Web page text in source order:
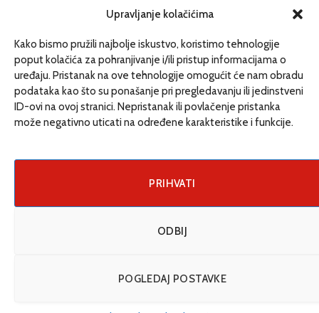
Upravljanje kolačićima
Kako bismo pružili najbolje iskustvo, koristimo tehnologije
poput kolačića za pohranjivanje i/ili pristup informacijama o
uređaju. Pristanak na ove tehnologije omogućit će nam obradu
podataka kao što su ponašanje pri pregledavanju ili jedinstveni
ID-ovi na ovoj stranici. Nepristanak ili povlačenje pristanka
može negativno uticati na određene karakteristike i funkcije.
PRIHVATI
ODBIJ
POGLEDAJ POSTAVKE
redakcija@etrafika.net
Dosije
Drugi pišu
Društvo